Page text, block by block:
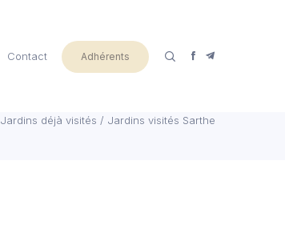
Adhérents
Contact
Jardins déjà visités / Jardins visités Sarthe